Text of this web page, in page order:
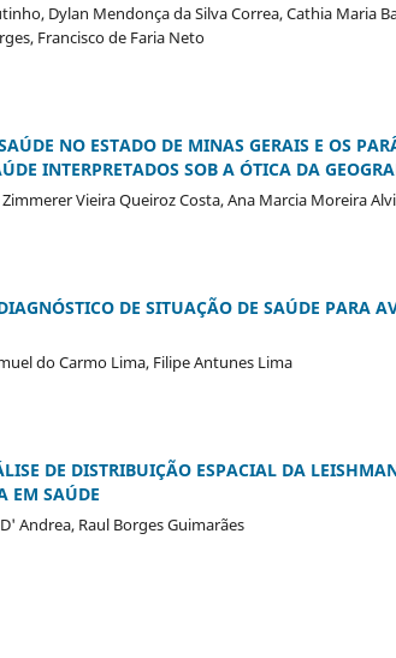
Dylan Mendonça da Silva Correa, Cathia Maria
Francisco de Faria Neto
NO ESTADO DE MINAS GERAIS E OS
INTERPRETADOS SOB A ÓTICA DA
Zimmerer Vieira Queiroz Costa, Ana Marcia Moreira
DE SITUAÇÃO DE SAÚDE PARA
do Carmo Lima, Filipe Antunes Lima
DE DISTRIBUIÇÃO ESPACIAL DA
EM SAÚDE
Andrea, Raul Borges Guimarães